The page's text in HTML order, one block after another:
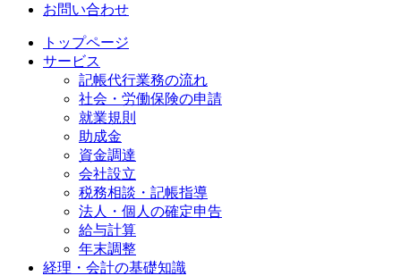
お問い合わせ
トップページ
サービス
記帳代行業務の流れ
社会・労働保険の申請
就業規則
助成金
資金調達
会社設立
税務相談・記帳指導
法人・個人の確定申告
給与計算
年末調整
経理・会計の基礎知識